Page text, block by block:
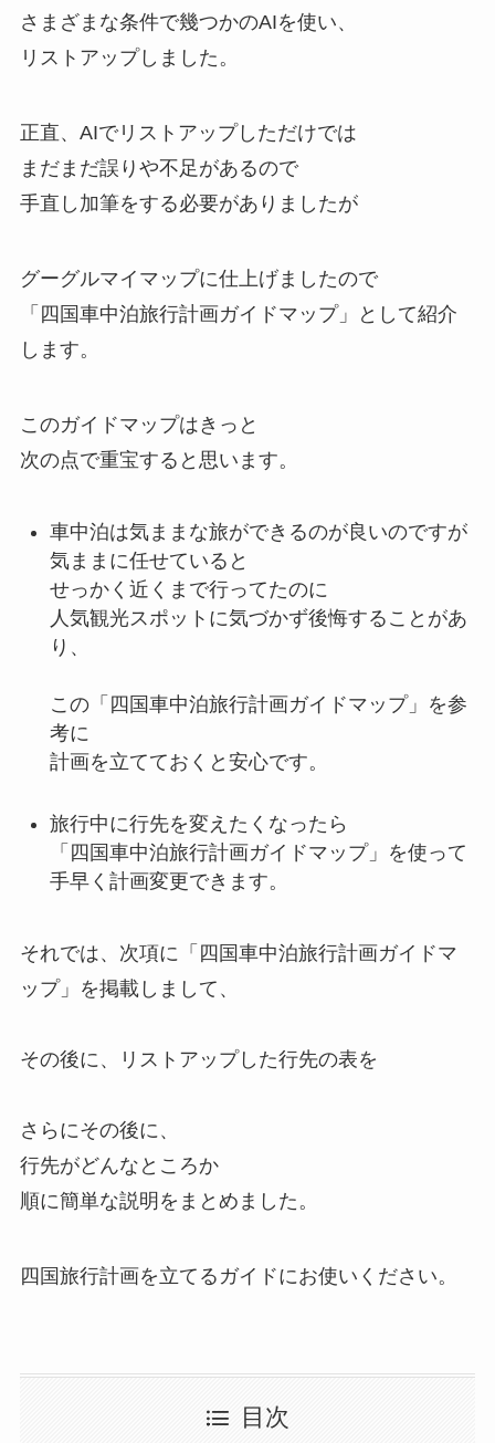
さまざまな条件で幾つかのAIを使い、
リストアップしました。
正直、AIでリストアップしただけでは
まだまだ誤りや不足があるので
手直し加筆をする必要がありましたが
グーグルマイマップに仕上げましたので
「四国車中泊旅行計画ガイドマップ」として紹介
します。
このガイドマップはきっと
次の点で重宝すると思います。
車中泊は気ままな旅ができるのが良いのですが
気ままに任せていると
せっかく近くまで行ってたのに
人気観光スポットに気づかず後悔することがあ
り、
この「四国車中泊旅行計画ガイドマップ」を参
考に
計画を立てておくと安心です。
旅行中に行先を変えたくなったら
「四国車中泊旅行計画ガイドマップ」を使って
手早く計画変更できます。
それでは、次項に「四国車中泊旅行計画ガイドマ
ップ」を掲載しまして、
その後に、リストアップした行先の表を
さらにその後に、
行先がどんなところか
順に簡単な説明をまとめました。
四国旅行計画を立てるガイドにお使いください。
目次